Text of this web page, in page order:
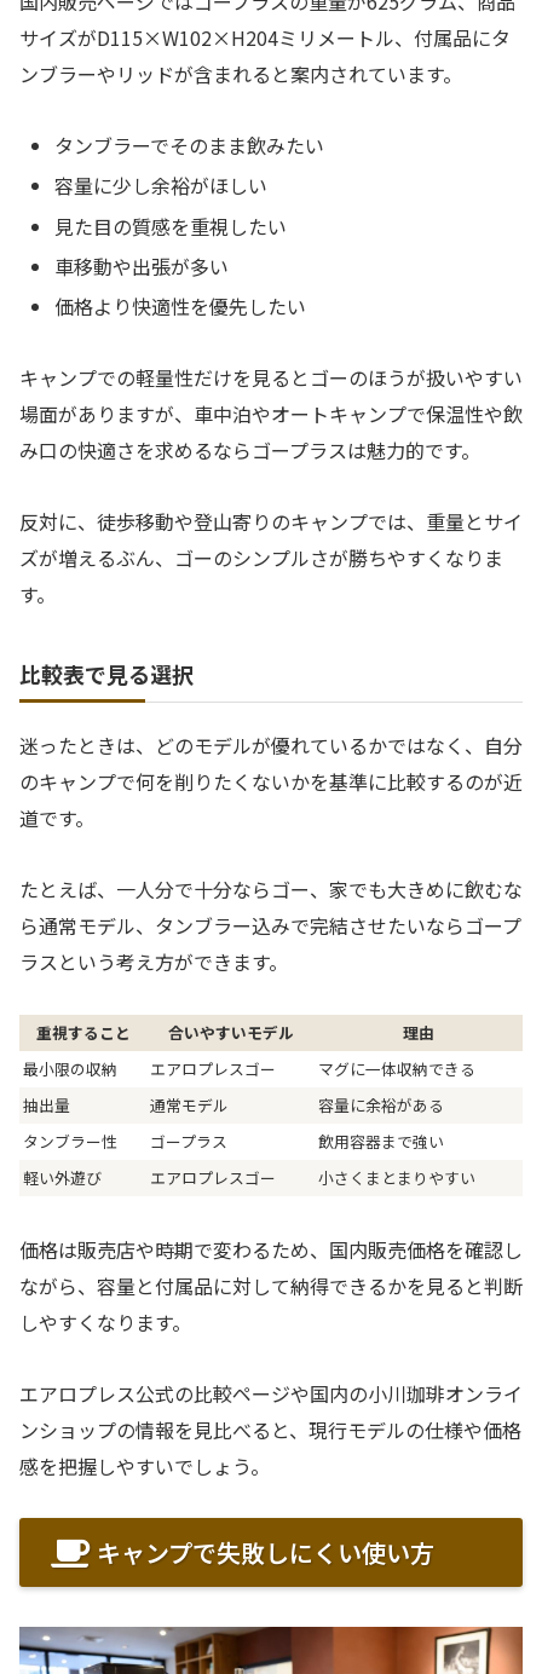
サイズがD115×W102×H204ミリメートル、付属品にタ
ンブラーやリッドが含まれると案内されています。
タンブラーでそのまま飲みたい
容量に少し余裕がほしい
見た目の質感を重視したい
車移動や出張が多い
価格より快適性を優先したい
キャンプでの軽量性だけを見るとゴーのほうが扱いやすい
場面がありますが、車中泊やオートキャンプで保温性や飲
み口の快適さを求めるならゴープラスは魅力的です。
反対に、徒歩移動や登山寄りのキャンプでは、重量とサイ
ズが増えるぶん、ゴーのシンプルさが勝ちやすくなりま
す。
比較表で見る選択
迷ったときは、どのモデルが優れているかではなく、自分
のキャンプで何を削りたくないかを基準に比較するのが近
道です。
たとえば、一人分で十分ならゴー、家でも大きめに飲むな
ら通常モデル、タンブラー込みで完結させたいならゴープ
ラスという考え方ができます。
重視すること 合いやすいモデル
理由
最小限の収納
エアロプレスゴー
マグに一体収納できる
抽出量
通常モデル
容量に余裕がある
タンブラー性
ゴープラス
飲用容器まで強い
軽い外遊び
エアロプレスゴー 小さくまとまりやすい
価格は販売店や時期で変わるため、国内販売価格を確認し
ながら、容量と付属品に対して納得できるかを見ると判断
しやすくなります。
エアロプレス公式の比較ページや国内の小川珈琲オンライ
ンショップの情報を見比べると、現行モデルの仕様や価格
感を把握しやすいでしょう。
キャンプで失敗しにくい使い方